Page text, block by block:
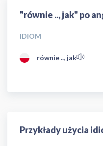
"równie .., jak" po
IDIOM
równie .., jak
Przykłady użycia